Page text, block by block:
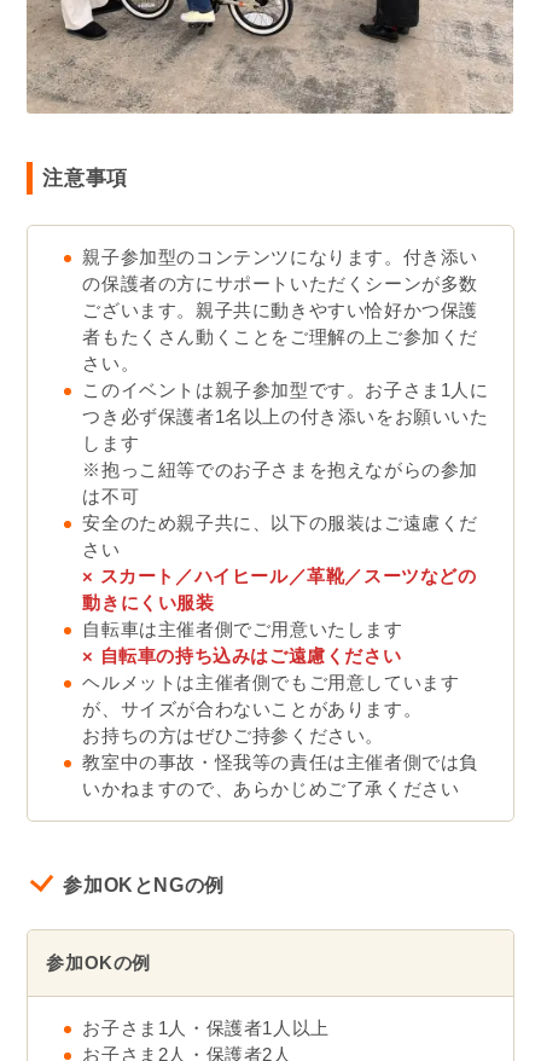
注意事項
親子参加型のコンテンツになります。付き添い
の保護者の方にサポートいただくシーンが多数
ございます。親子共に動きやすい恰好かつ保護
者もたくさん動くことをご理解の上ご参加くだ
さい。
このイベントは親子参加型です。お子さま1人に
つき必ず保護者1名以上の付き添いをお願いいた
します
※抱っこ紐等でのお子さまを抱えながらの参加
は不可
安全のため親子共に、以下の服装はご遠慮くだ
さい
× スカート／ハイヒール／革靴／スーツなどの
動きにくい服装
自転車は主催者側でご用意いたします
× 自転車の持ち込みはご遠慮ください
ヘルメットは主催者側でもご用意しています
が、サイズが合わないことがあります。
お持ちの方はぜひご持参ください。
教室中の事故・怪我等の責任は主催者側では負
いかねますので、あらかじめご了承ください
参加OKとNGの例
参加OKの例
お子さま1人・保護者1人以上
お子さま2人・保護者2人